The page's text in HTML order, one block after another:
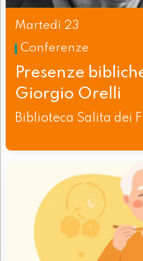
Martedì 23
Conferenze
Presenze
Giorgio Orelli
Biblioteca Salita dei